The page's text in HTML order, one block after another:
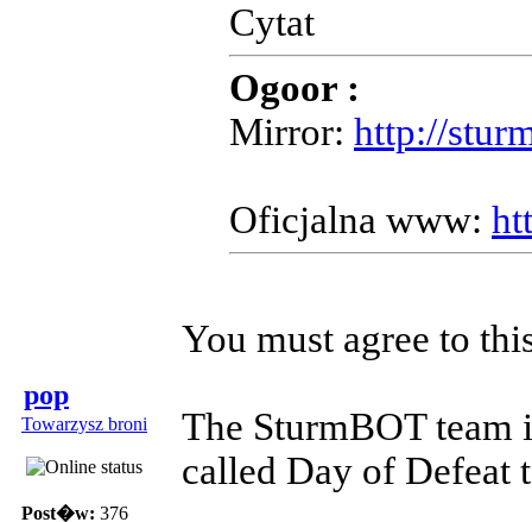
pop
Towarzysz broni
Post�w: 376
Cytat
Ogoor :
Mirror: http://
Oficjalna www:
You must agree to
The SturmBOT team
called Day of Defeat